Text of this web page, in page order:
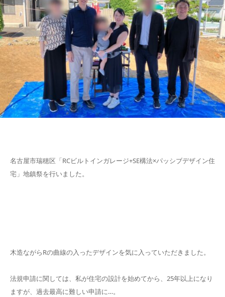
名古屋市瑞穂区「RCビルトインガレージ+SE構法×パッシブデザイン住
宅」地鎮祭を行いました。
木造ながらRの曲線の入ったデザインを気に入っていただきました。
法規申請に関しては、私が住宅の設計を始めてから、25年以上になり
ますが、過去最高に難しい申請に…。